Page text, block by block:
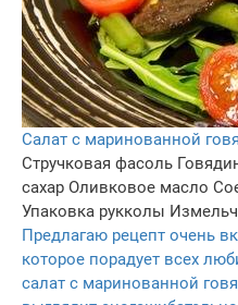
Cалат с маринованной
Стручковая фасоль
сахар Оливковое масло
Упаковка рукколы
Предлагаю рецепт очень
которое порадует всех
салат с маринованной